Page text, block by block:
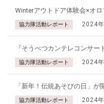
Winterアウトドア体験会×オ
協力隊活動レポート 2024
『そうべつカンテレコンサー
協力隊活動レポート 2024
「新年！伝統あそびの日」が
協力隊活動レポート 2024